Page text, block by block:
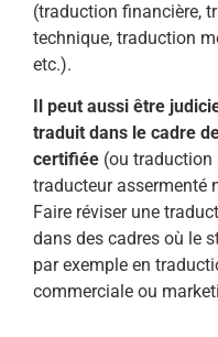
(traduction financière,
technique, traduction
etc.).
Il peut aussi être
traduit dans le cadre
certifiée (ou traduction
traducteur assermenté
Faire réviser une
dans des cadres où le
par exemple en
commerciale ou